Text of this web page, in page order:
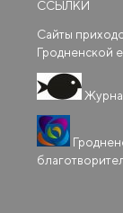
ССЫЛКИ
Сайты
Гродненской